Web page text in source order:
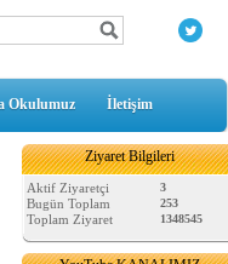
Okulumuz İletişim
Ziyaret Bilgileri
Aktif Ziyaretçi 3
Bugün Toplam 253
Toplam Ziyaret 1348545